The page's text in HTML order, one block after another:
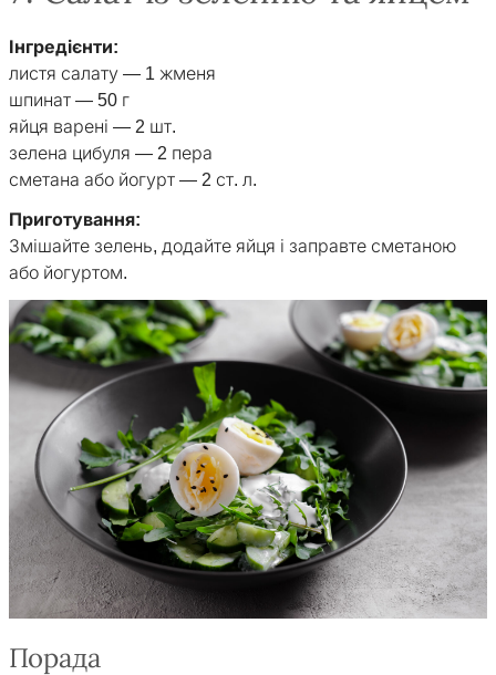
Інгредієнти:
листя салату — 1 жменя
шпинат — 50 г
яйця варені — 2 шт.
зелена цибуля — 2 пера
сметана або йогурт — 2 ст. л.
Приготування:
Змішайте зелень, додайте яйця і заправте сметаною
або йогуртом.
Порада